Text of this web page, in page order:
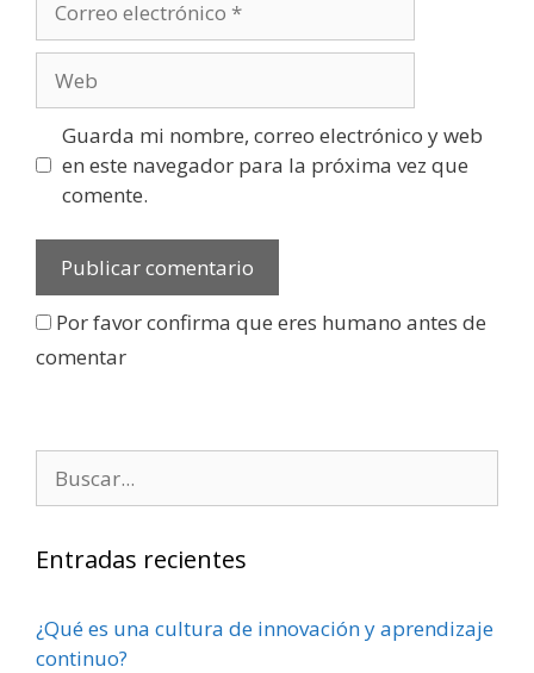
Guarda mi nombre, correo electrónico y web
en este navegador para la próxima vez que
comente.
Por favor confirma que eres humano antes de
comentar
Entradas recientes
¿Qué es una cultura de innovación y aprendizaje
continuo?